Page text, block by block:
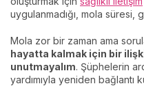
uygulanmadığı, mola süresi,
Mola zor bir zaman ama
hayatta kalmak için bir
unutmayalım. Şüphelerin
yardımıyla yeniden bağlantı